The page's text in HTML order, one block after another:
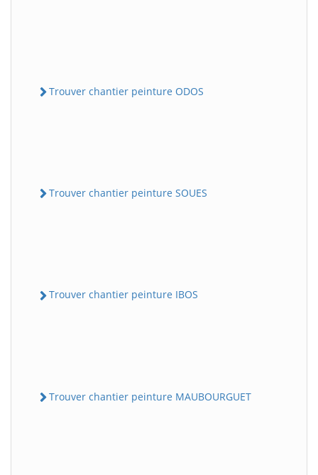
Trouver chantier peinture ODOS
Trouver chantier peinture SOUES
Trouver chantier peinture IBOS
Trouver chantier peinture MAUBOURGUET